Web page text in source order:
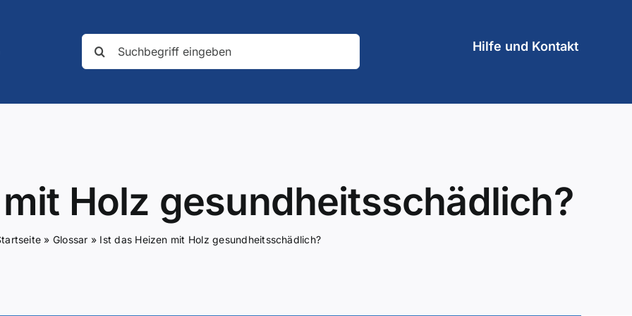
Suche
nach:
Hilfe und Kontakt
Holz gesundheitsschädlich?
» Glossar » Ist das Heizen mit Holz gesundheitsschädlich?